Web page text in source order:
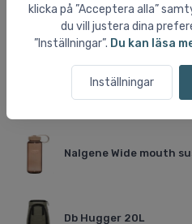
klicka på ”Acceptera alla”
du vill justera dina
”Inställningar”. Du kan läsa
Inställningar
Salomon XA PRO
Cairn Eon Cykelhjälm
Nalgene Wide mouth
Db Hugger 20L